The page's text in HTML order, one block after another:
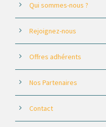
Qui sommes-nous ?
Rejoignez-nous
Offres adhérents
Nos Partenaires
Contact